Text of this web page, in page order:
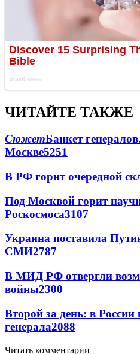
ЧИТАЙТЕ ТАКЖЕ
СюжетБанкет
Москве5251
В РФ горит очередной
Под Москвой горит
Роскосмоса3107
Украина поставила
СМИ2787
В МИД РФ отвергли
войны2300
Второй за день: в
генерала2088
Читать комментарии